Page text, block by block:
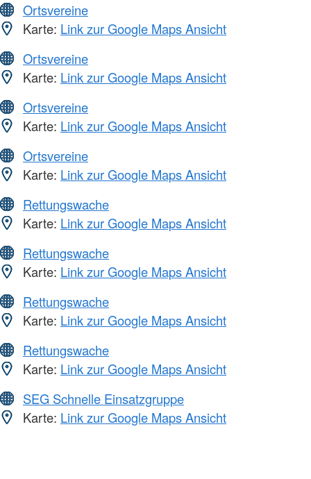
Ortsvereine
Karte: Link zur Google Maps Ansicht
Ortsvereine
Karte: Link zur Google Maps Ansicht
Ortsvereine
Karte: Link zur Google Maps Ansicht
Ortsvereine
Karte: Link zur Google Maps Ansicht
Rettungswache
Karte: Link zur Google Maps Ansicht
Rettungswache
Karte: Link zur Google Maps Ansicht
Rettungswache
Karte: Link zur Google Maps Ansicht
Rettungswache
Karte: Link zur Google Maps Ansicht
SEG Schnelle Einsatzgruppe
Karte: Link zur Google Maps Ansicht